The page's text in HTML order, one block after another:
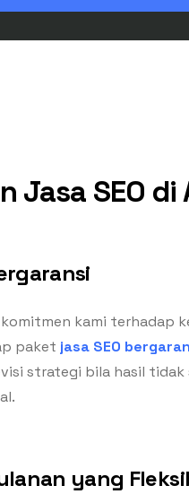
Jasa SEO di
kami terhadap
paket jasa SEO
strategi bila hasil tidak
yang